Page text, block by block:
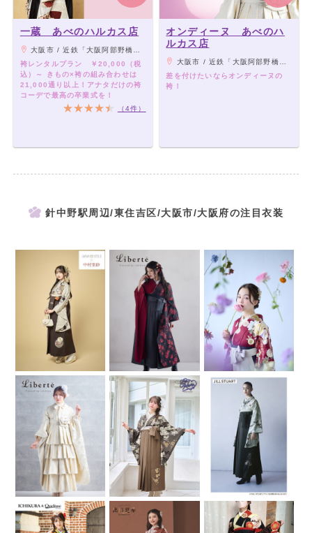
一蔵 あべのハルカス店
大阪市 / 近鉄「大阪阿部野橋駅」、JR・地下鉄各線「天王寺駅」、阪堺上町線「天王寺駅前駅」 よりすぐ
袴レンタルプラン ￥20,000（税
込）～ きもの×袴の組み合わせは
21,000通り以上！アナタだけの袴
コーデで最高の卒業式を！
（4件）
オンディーヌ あべのハ
ルカス店
大阪市 / 近鉄「大阪阿部野橋駅」、JR・地下鉄各線「天王寺駅」、阪堺上町線「天王寺駅前駅」 よりすぐ
差を付けたいならオンディーヌの
袴！
針中野駅周辺/東住吉区/大阪市/大阪府の注目衣装